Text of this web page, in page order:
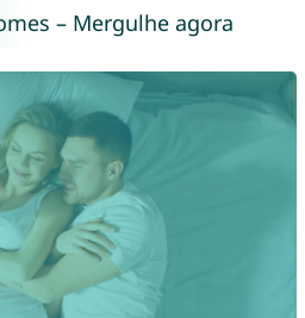
– Mergulhe agora